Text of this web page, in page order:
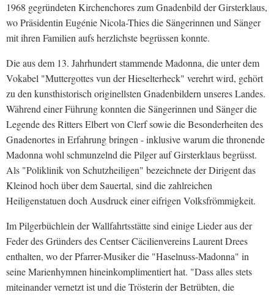
1968 gegründeten Kirchenchores zum Gnadenbild der Girsterklaus,
wo Präsidentin Eugénie Nicola-Thies die Sängerinnen und Sänger
mit ihren Familien aufs herzlichste begrüssen konnte.
Die aus dem 13. Jahrhundert stammende Madonna, die unter dem
Vokabel "Muttergottes vun der Hieselterheck" verehrt wird, gehört
zu den kunsthistorisch originellsten Gnadenbildern unseres Landes.
Während einer Führung konnten die Sängerinnen und Sänger die
Legende des Ritters Elbert von Clerf sowie die Besonderheiten des
Gnadenortes in Erfahrung bringen - inklusive warum die thronende
Madonna wohl schmunzelnd die Pilger auf Girsterklaus begrüsst.
Als "Poliklinik von Schutzheiligen" bezeichnete der Dirigent das
Kleinod hoch über dem Sauertal, sind die zahlreichen
Heiligenstatuen doch Ausdruck einer eifrigen Volksfrömmigkeit.
Im Pilgerbüchlein der Wallfahrtsstätte sind einige Lieder aus der
Feder des Gründers des Centser Cäcilienvereins Laurent Drees
enthalten, wo der Pfarrer-Musiker die "Haselnuss-Madonna" in
seine Marienhymnen hineinkomplimentiert hat. "Dass alles stets
miteinander vernetzt ist und die Trösterin der Betrübten, die